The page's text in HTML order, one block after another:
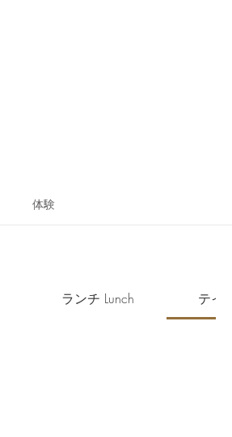
体験
ランチ Lunch テイ